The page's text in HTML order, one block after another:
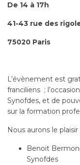
De 14 à 17h
41-43 rue des
75020 Paris
L’évènement est
franciliens ;
Synofdes, et de
sur la formation
Nous aurons le
Benoit
Synofdes